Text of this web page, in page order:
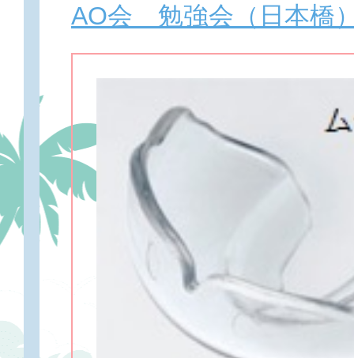
AO会 勉強会（日本橋